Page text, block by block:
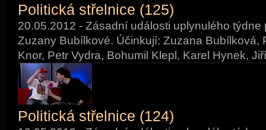
Politická střelnice (125)
20.05.2012 - Zásadní události uplynulého týdne
Zuzany Bubílkové. Účinkují: Zuzana Bubílková,
Knor, Petr Vydra, Bohumil Klepl, Karel Hynek,
Politická střelnice (124)